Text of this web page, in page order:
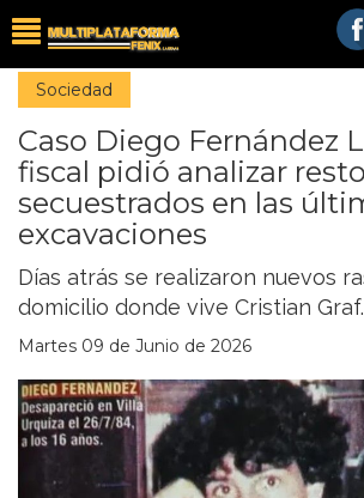
Sociedad
Caso Diego Fernández
fiscal pidió analizar
secuestrados en las
excavaciones
Días atrás se realizaron nuevos
domicilio donde vive Cristian Graf.
Martes 09 de Junio de 2026